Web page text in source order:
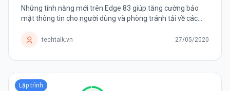
Những tính năng mới trên Edge 83 giúp tăng cường bảo
mật thông tin cho người dùng và phòng tránh tải về các
được vài tháng...
techtalk.vn 27/05/2020
Lập trình